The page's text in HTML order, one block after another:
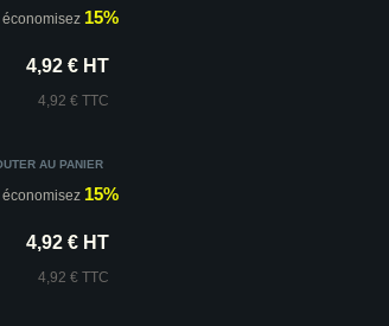
économisez 15%
4,92 € HT
4,92 € TTC
économisez 15%
4,92 € HT
4,92 € TTC